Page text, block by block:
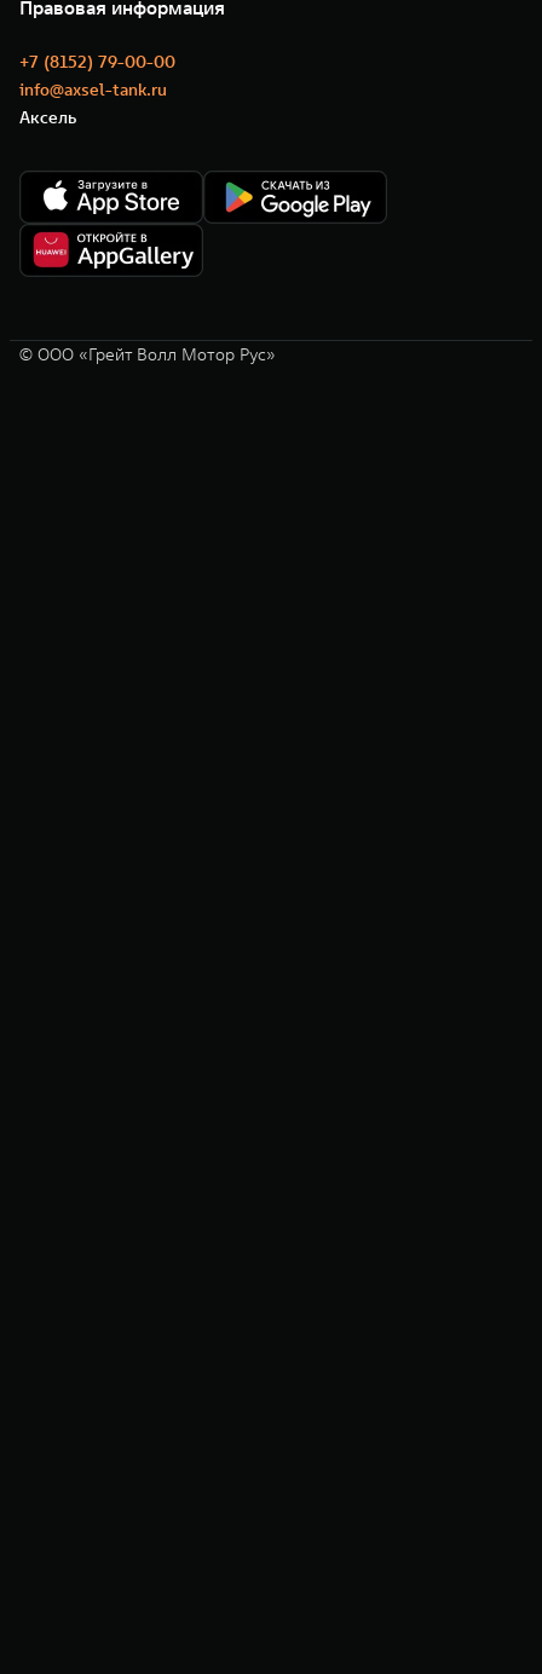
Моторные масла
Правовая информация
+7 (8152) 79-00-00
info@axsel-tank.ru
Аксель
© ООО «Грейт Волл Мотор Рус»